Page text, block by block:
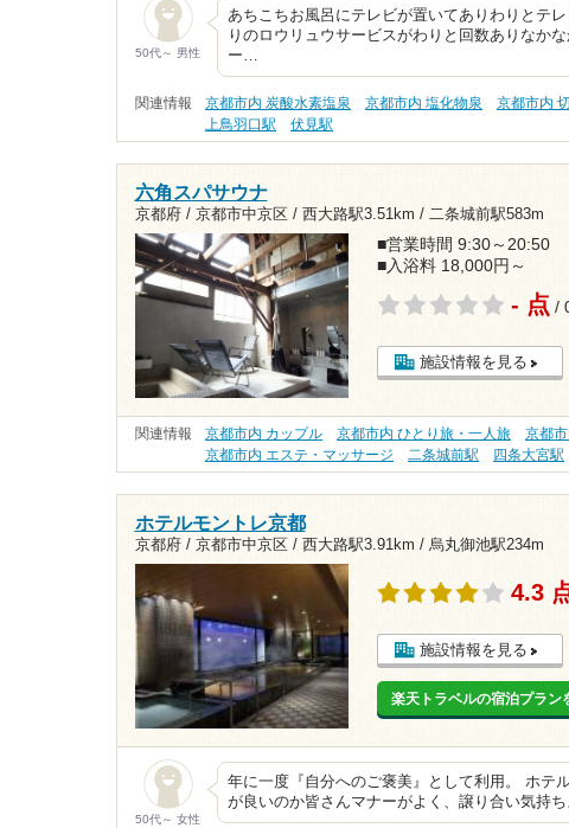
50代～ 男性
あちこちお風呂にテレビが置いてありわりとテ
りのロウリュウサービスがわりと回数ありなか
ー…
関連情報 京都市内 炭酸水素塩泉 京都市内 塩化物泉 京都市内
上鳥羽口駅
伏見駅
六角スパサウナ
京都府 / 京都市中京区 / 西大路駅3.51km / 二条城前駅583m
■営業時間 9:30～20:50
■入浴料 18,000円～
- 点 /
施設情報を見る
関連情報 京都市内 カップル 京都市内 ひとり旅・一人旅
京都
京都市内 エステ・マッサージ
二条城前駅 四条大宮駅
ホテルモントレ京都
京都府 / 京都市中京区 / 西大路駅3.91km / 烏丸御池駅234m
4.3
施設情報を見る
楽天トラベルの宿泊プラン
50代～ 女性
年に一度『自分へのご褒美』として利用。 ホテ
が良いのか皆さんマナーがよく、譲り合い気持